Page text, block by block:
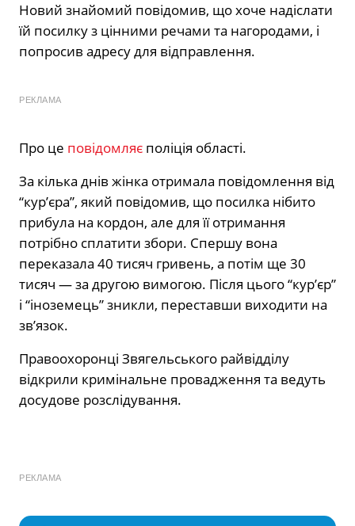
Новий знайомий повідомив, що хоче надіслати
їй посилку з цінними речами та нагородами, і
попросив адресу для відправлення.
РЕКЛАМА
Про це повідомляє поліція області.
За кілька днів жінка отримала повідомлення від
“кур’єра”, який повідомив, що посилка нібито
прибула на кордон, але для її отримання
потрібно сплатити збори. Спершу вона
переказала 40 тисяч гривень, а потім ще 30
тисяч — за другою вимогою. Після цього “кур’єр”
і “іноземець” зникли, переставши виходити на
зв’язок.
Правоохоронці Звягельського райвідділу
відкрили кримінальне провадження та ведуть
досудове розслідування.
РЕКЛАМА